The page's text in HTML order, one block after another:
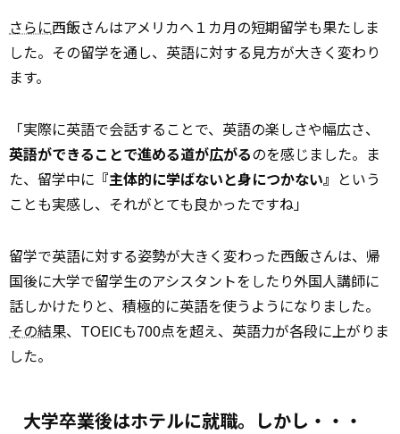
さらに西飯さんはアメリカへ１カ月の短期留学も果たしま
した。その留学を通し、英語に対する見方が大きく変わり
ます。
「実際に英語で会話することで、英語の楽しさや幅広さ、
英語ができることで進める道が広がるのを感じました。ま
た、留学中に 『主体的に学ばないと身につかない』 という
ことも実感し、それがとても良かったですね」
留学で英語に対する姿勢が大きく変わった西飯さんは、帰
国後に大学で留学生のアシスタントをしたり外国人講師に
話しかけたりと、積極的に英語を使うようになりました。
その結果、TOEICも700点を超え、英語力が各段に上がりま
した。
大学卒業後はホテルに就職。しかし・・・